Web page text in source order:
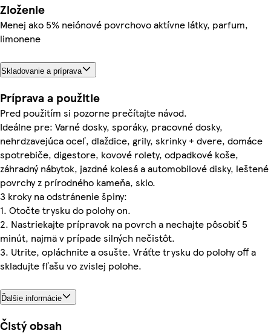
Zloženie
Menej ako 5% neiónové povrchovo aktívne látky, parfum,
limonene
Skladovanie a príprava
Príprava a použitie
Pred použitím si pozorne prečítajte návod.
Ideálne pre: Varné dosky, sporáky, pracovné dosky,
nehrdzavejúca oceľ, dlaždice, grily, skrinky + dvere, domáce
spotrebiče, digestore, kovové rolety, odpadkové koše,
záhradný nábytok, jazdné kolesá a automobilové disky, leštené
povrchy z prírodného kameňa, sklo.
3 kroky na odstránenie špiny:
1. Otočte trysku do polohy on.
2. Nastriekajte prípravok na povrch a nechajte pôsobiť 5
minút, najmä v prípade silných nečistôt.
3. Utrite, opláchnite a osušte. Vráťte trysku do polohy off a
skladujte fľašu vo zvislej polohe.
Ďalšie informácie
Čistý obsah